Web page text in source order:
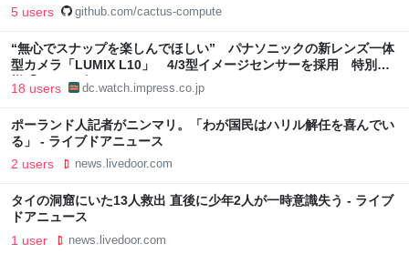
5 users github.com/cactus-compute
“無心でスナップを楽しんでほしい” パナソニックの新レンズ一体
型カメラ「LUMIX L10」 4/3型イメージセンサーを採用 特別仕
様「チタンゴールド」も
18 users dc.watch.impress.co.jp
ポーランド人記者がニンマリ。「わが国民はハリル解任を喜んでい
る」 - ライブドアニュース
2 users news.livedoor.com
タイの洞窟にいた13人救出 直後に少年2人が一時意識失う - ライブ
ドアニュース
1 user news.livedoor.com